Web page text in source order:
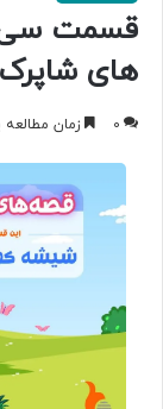
قسمت سی و
های
0 زمان